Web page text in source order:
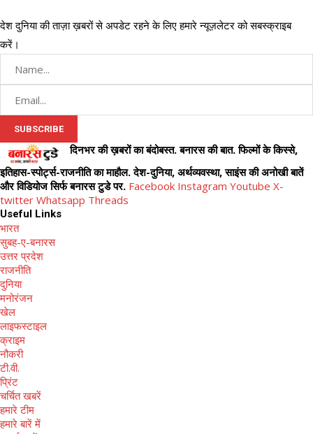
देश दुनिया की ताज़ा ख़बरों से अपडेट रहने के लिए हमारे न्यूज़लेटर को सबस्क्राइब
करें।
दिनभर की ख़बरों का बंदोबस्त. बनारस की बात. फिल्मों के किस्से,
इतिहास-स्पोर्ट्स-राजनीति का माहौल. देश-दुनिया, अर्थव्यवस्था, साइंस की अनोखी बातें
और विडियोज सिर्फ बनारस टुडे पर. Facebook Instagram Youtube X-
twitter Whatsapp Threads
Useful Links
भारत
सुबह-ए-बनारस
उत्तर प्रदेश
राजनीति
दुनिया
मनोरंजन
खेल
लाइफस्टाइल
क्राइम
नौकरी
टी.वी.
प्रिंट
चर्चित खबरें
हमारे टीम
हमारे बारें में